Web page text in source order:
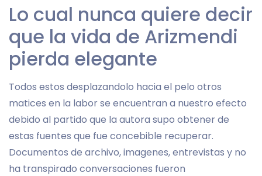
Lo cual nunca quiere decir
que la vida de Arizmendi
pierda elegante
Todos estos desplazandolo hacia el pelo otros
matices en la labor se encuentran a nuestro efecto
debido al partido que la autora supo obtener de
estas fuentes que fue concebible recuperar.
Documentos de archivo, imagenes, entrevistas y no
ha transpirado conversaciones fueron